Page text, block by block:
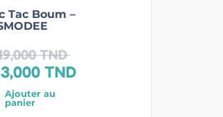
Tac Boum –
TND
TND
Ajouter au
panier